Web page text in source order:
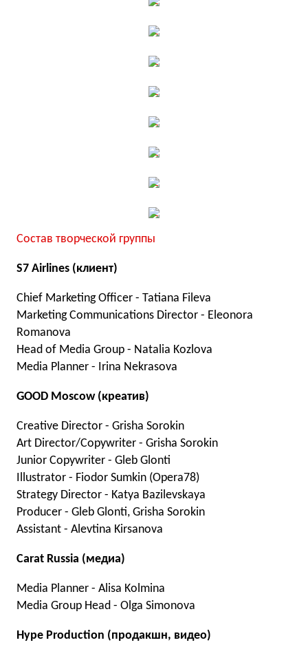
Состав творческой группы
S7 Airlines (клиент)
Chief Marketing Officer - Tatiana Fileva
Marketing Communications Director - Eleonora
Romanova
Head of Media Group - Natalia Kozlova
Media Planner - Irina Nekrasova
GOOD Moscow (креатив)
Creative Director - Grisha Sorokin
Art Director/Copywriter - Grisha Sorokin
Junior Copywriter - Gleb Glonti
Illustrator - Fiodor Sumkin (Opera78)
Strategy Director - Katya Bazilevskaya
Producer - Gleb Glonti, Grisha Sorokin
Assistant - Alevtina Kirsanova
Carat Russia (медиа)
Media Planner - Alisa Kolmina
Media Group Head - Olga Simonova
Hype Production (продакшн, видео)